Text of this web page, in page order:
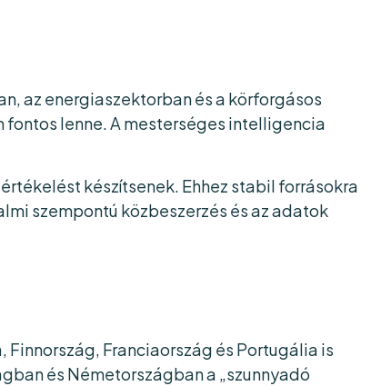
az energiaszektorban és a körforgásos
lenne. A mesterséges intelligencia
készítsenek. Ehhez stabil forrásokra
szempontú közbeszerzés és az adatok
Franciaország és Portugália is
és Németországban a „szunnyadó